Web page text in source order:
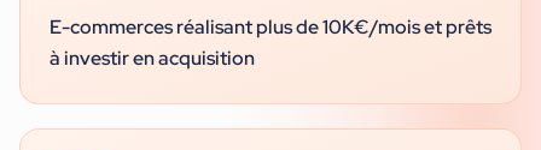
E-commerces réalisant plus de 10K€/mois et prêts
à investir en acquisition